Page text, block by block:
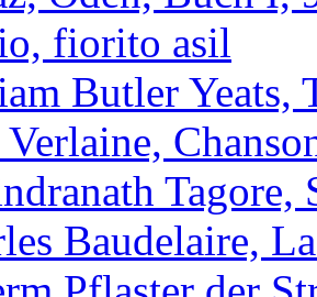
fiorito asil
Butler Yeats,
Baudelaire,